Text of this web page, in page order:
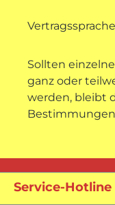
Sollten
ganz oder
werden, bleibt
Service-Hotline